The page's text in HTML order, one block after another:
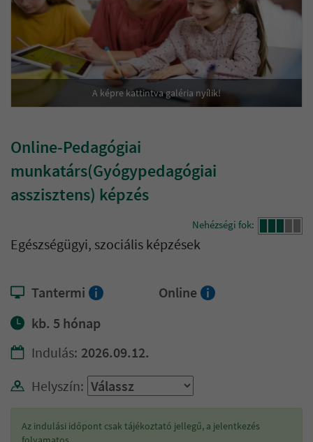
A képre kattintva galéria nyílik!
Online-Pedagógiai
munkatárs(Gyógypedagógiai
asszisztens) képzés
Nehézségi fok:
Egészségügyi, szociális képzések
Tantermi i Online i
kb. 5 hónap
Indulás: 2026.09.12.
Helyszín:
Az indulási időpont csak tájékoztató jellegű, a jelentkezés